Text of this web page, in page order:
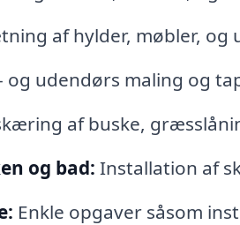
af hylder, møbler, og
og udendørs maling og
af buske,
og bad: Installation af
Enkle opgaver såsom